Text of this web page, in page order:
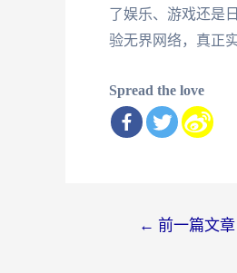
了娱乐、游戏还是
验无界网络，真正
Spread the love
← 前一篇文章